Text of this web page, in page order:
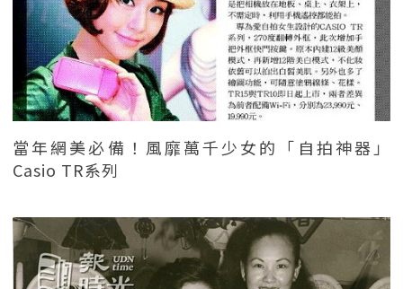
當年網美必備！風靡萬千少女的「自拍神器」
Casio TR系列